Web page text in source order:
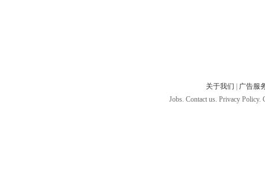
关于我们
广告服
Jobs. Contact us. Privacy